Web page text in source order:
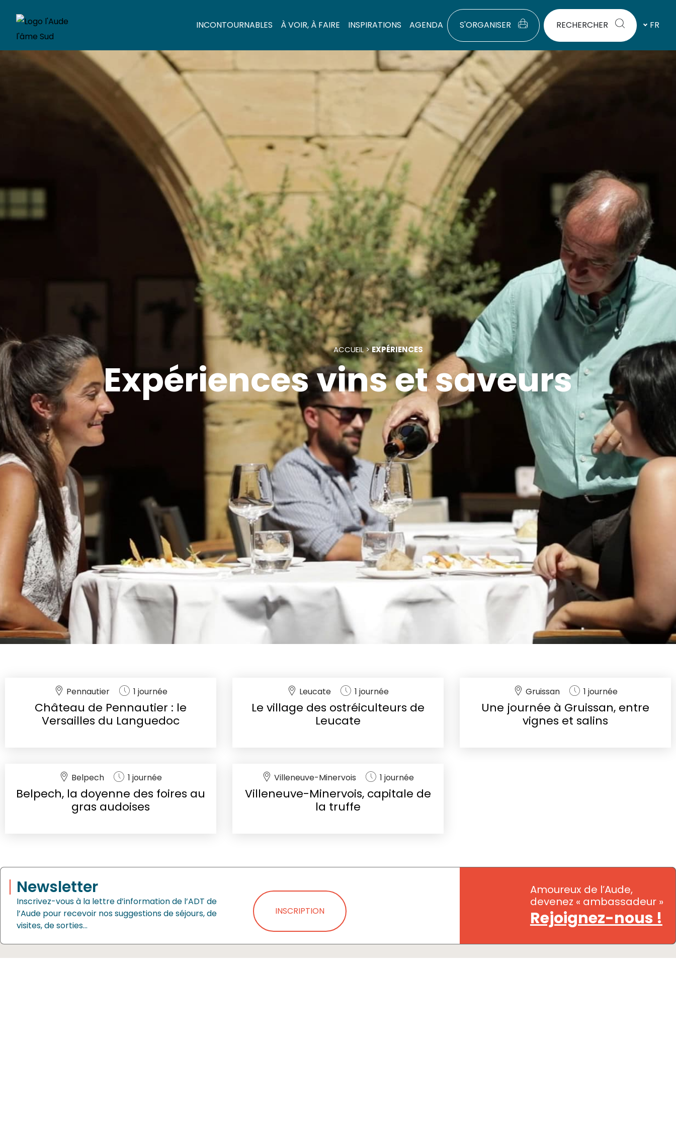
INCONTOURNABLES À VOIR, À FAIRE INSPIRATIONS AGENDA S'ORGANISER RECHERCHER FR
ACCUEIL>EXPÉRIENCES
Expériences vins et saveurs
Pennautier 1 journée
Château de Pennautier : le
Versailles du Languedoc
Leucate 1 journée
Le village des ostréiculteurs de
Leucate
Gruissan 1 journée
Une journée à Gruissan, entre
vignes et salins
Belpech 1 journée
Belpech, la doyenne des foires au
gras audoises
Villeneuve-Minervois 1 journée
Villeneuve-Minervois, capitale de
la truffe
Newsletter
Inscrivez-vous à la lettre d’information de l’ADT de
l’Aude pour recevoir nos suggestions de séjours, de
visites, de sorties…
INSCRIPTION
Amoureux de l’Aude,
devenez « ambassadeur »
Rejoignez-nous !